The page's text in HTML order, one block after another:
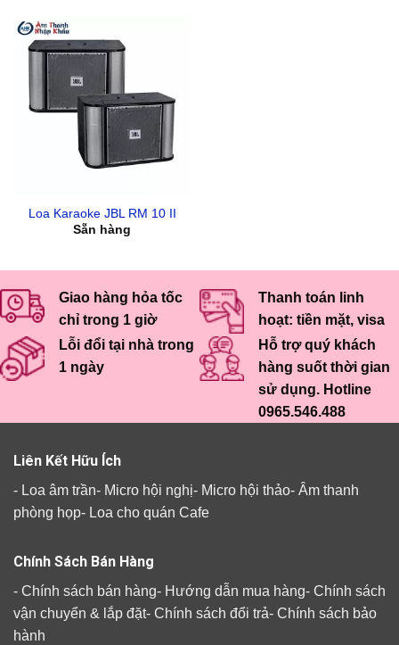
Loa Karaoke JBL RM 10 II
Sẵn hàng
Giao hàng hỏa tốc
chỉ trong 1 giờ
Thanh toán linh
hoạt: tiền mặt, visa
Lỗi đổi tại nhà trong
1 ngày
Hỗ trợ quý khách
hàng suốt thời gian
sử dụng. Hotline
0965.546.488
Liên Kết Hữu Ích
- Loa âm trần- Micro hội nghị- Micro hội thảo- Âm thanh
phòng họp- Loa cho quán Cafe
Chính Sách Bán Hàng
- Chính sách bán hàng- Hướng dẫn mua hàng- Chính sách
vận chuyển & lắp đặt- Chính sách đổi trả- Chính sách bảo
hành